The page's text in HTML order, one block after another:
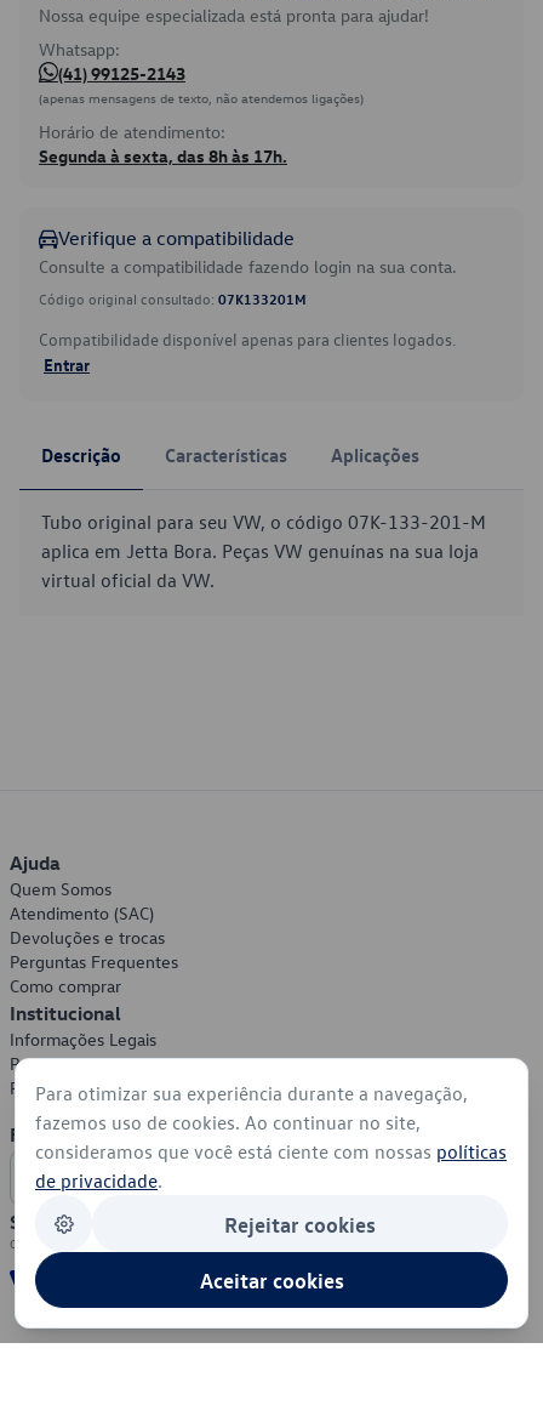
Nossa equipe especializada está pronta para ajudar!
Whatsapp:
(41) 99125-2143
(apenas mensagens de texto, não atendemos ligações)
Horário de atendimento:
Segunda à sexta, das 8h às 17h.
Verifique a compatibilidade
Consulte a compatibilidade fazendo login na sua conta.
Código original consultado: 07K133201M
Compatibilidade disponível apenas para clientes logados.
Entrar
Descrição Características Aplicações
Tubo original para seu VW, o código 07K-133-201-M
aplica em Jetta Bora. Peças VW genuínas na sua loja
virtual oficial da VW.
Ajuda
Quem Somos
Atendimento (SAC)
Devoluções e trocas
Perguntas Frequentes
Como comprar
Institucional
Informações Legais
Política de Privacidade
Política de Cookies
Formas de Pagamento
Segurança
Para otimizar sua experiência durante a navegação,
fazemos uso de cookies. Ao continuar no site,
consideramos que você está ciente com nossas políticas
de privacidade.
Rejeitar cookies
Aceitar cookies